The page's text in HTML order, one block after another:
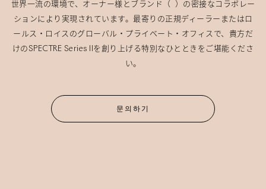
世界一流の環境で、オーナー様とブランド（ ）の密接なコラボレー
ションにより実現されています。最寄りの正規ディーラーまたはロ
ールス・ロイスのグローバル・プライベート・オフィスで、貴方だ
けのSPECTRE Series IIを創り上げる特別なひとときをご堪能くださ
い。
문의하기